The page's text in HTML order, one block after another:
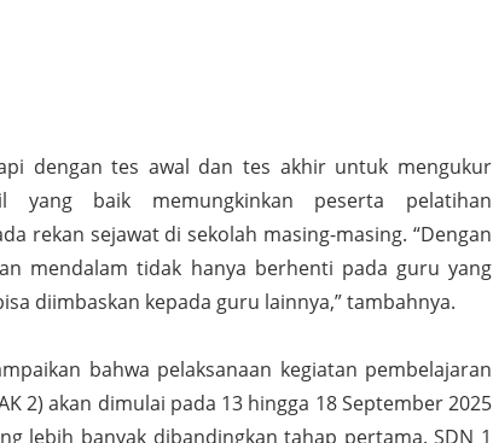
dengan tes awal dan tes akhir untuk mengukur
yang baik memungkinkan peserta pelatihan
rekan sejawat di sekolah masing-masing. “Dengan
mendalam tidak hanya berhenti pada guru yang
diimbaskan kepada guru lainnya,” tambahnya.
bahwa pelaksanaan kegiatan pembelajaran
2) akan dimulai pada 13 hingga 18 September 2025
lebih banyak dibandingkan tahap pertama. SDN 1